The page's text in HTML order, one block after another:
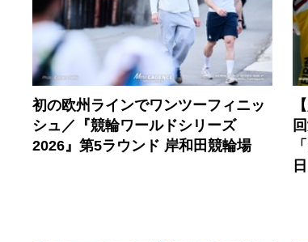
初の欧州ラインでワンツーフィニッ
シュ／『競輪ワールドシリーズ
2026』第5ラウンド 岸和田競輪場